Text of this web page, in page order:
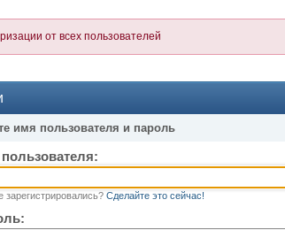
от всех пользователей
имя пользователя и пароль
зарегистрировались? Сделайте это сейчас!